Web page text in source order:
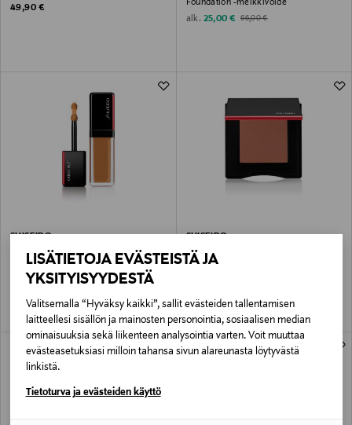
LISÄTIETOJA EVÄSTEISTÄ JA
YKSITYISYYDESTÄ
Valitsemalla “Hyväksy kaikki”, sallit evästeiden tallentamisen
laitteellesi sisällön ja mainosten personointia, sosiaalisen median
ominaisuuksia sekä liikenteen analysointia varten. Voit muuttaa
evästeasetuksiasi milloin tahansa sivun alareunasta löytyvästä
linkistä.
Tietoturva ja evästeiden käyttö
Original Price
49,90 €
Foundation -meikkivoide
alk. Discounted Price
25,00 € Original Price
66,00 €
SHISEIDO
Synchro Skin Self-Refreshing
Concealer -peiteaine 5,8 ml
Original Price
23,00 €
SHISEIDO
Innerglow Cheekpowder -poskipuna
Original Price